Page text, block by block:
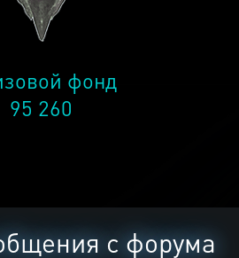
фонд
95 260
с форума